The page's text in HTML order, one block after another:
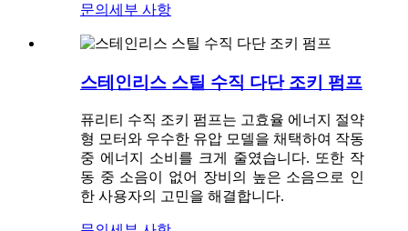
문의 세부 사항
스테인리스 스틸 수직 다단 조키 펌프
퓨리티 수직 조키 펌프는 고효율 에너지 절약
형 모터와 우수한 유압 모델을 채택하여 작동
중 에너지 소비를 크게 줄였습니다. 또한 작
동 중 소음이 없어 장비의 높은 소음으로 인
한 사용자의 고민을 해결합니다.